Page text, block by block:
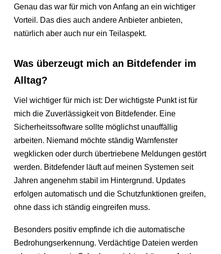
Genau das war für mich von Anfang an ein wichtiger
Vorteil. Das dies auch andere Anbieter anbieten,
natürlich aber auch nur ein Teilaspekt.
Was überzeugt mich an Bitdefender im
Alltag?
Viel wichtiger für mich ist: Der wichtigste Punkt ist für
mich die Zuverlässigkeit von Bitdefender. Eine
Sicherheitssoftware sollte möglichst unauffällig
arbeiten. Niemand möchte ständig Warnfenster
wegklicken oder durch übertriebene Meldungen gestört
werden. Bitdefender läuft auf meinen Systemen seit
Jahren angenehm stabil im Hintergrund. Updates
erfolgen automatisch und die Schutzfunktionen greifen,
ohne dass ich ständig eingreifen muss.
Besonders positiv empfinde ich die automatische
Bedrohungserkennung. Verdächtige Dateien werden